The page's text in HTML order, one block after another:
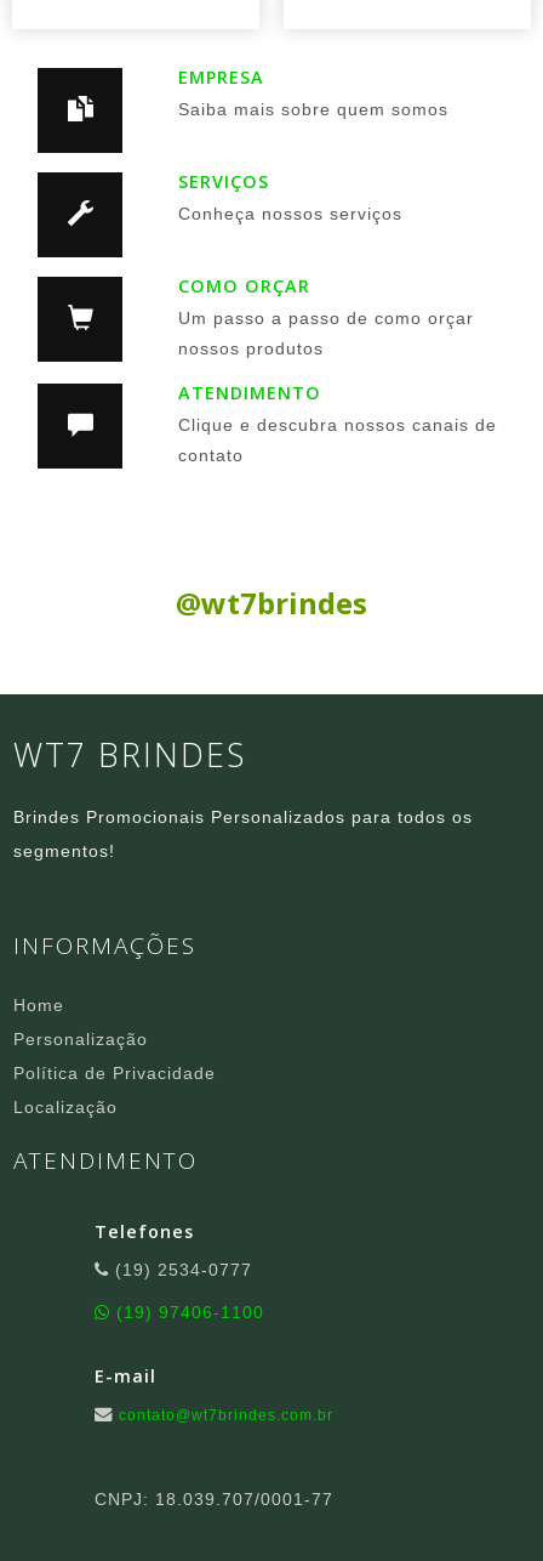
EMPRESA
Saiba mais sobre quem somos
SERVIÇOS
Conheça nossos serviços
COMO ORÇAR
Um passo a passo de como orçar
nossos produtos
ATENDIMENTO
Clique e descubra nossos canais de
contato
@wt7brindes
WT7 BRINDES
Brindes Promocionais Personalizados para todos os
segmentos!
INFORMAÇÕES
Home
Personalização
Política de Privacidade
Localização
ATENDIMENTO
Telefones
(19) 2534-0777
(19) 97406-1100
E-mail
contato@wt7brindes.com.br
CNPJ: 18.039.707/0001-77